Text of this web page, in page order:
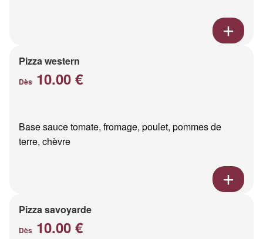
Pizza western
Dès 10.00 €
Base sauce tomate, fromage, poulet, pommes de
terre, chèvre
Pizza savoyarde
Dès 10.00 €